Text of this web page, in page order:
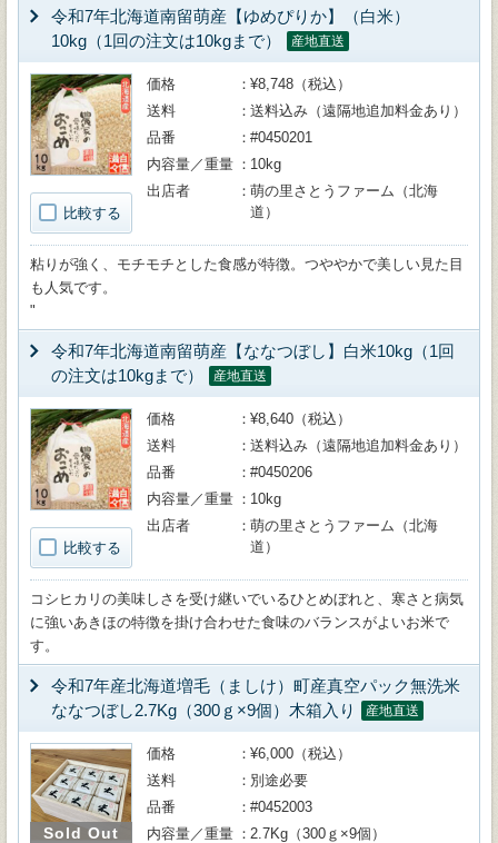
令和7年北海道南留萌産【ゆめぴりか】（白米）
10kg（1回の注文は10kgまで）
産地直送
比較する
価格
¥8,748（税込）
送料
送料込み（遠隔地追加料金あり）
品番
#0450201
内容量／重量
10kg
出店者
萌の里さとうファーム（北海
道）
粘りが強く、モチモチとした食感が特徴。つややかで美しい見た目
も人気です。
"
令和7年北海道南留萌産【ななつぼし】白米10kg（1回
の注文は10kgまで）
産地直送
比較する
価格
¥8,640（税込）
送料
送料込み（遠隔地追加料金あり）
品番
#0450206
内容量／重量
10kg
出店者
萌の里さとうファーム（北海
道）
コシヒカリの美味しさを受け継いでいるひとめぼれと、寒さと病気
に強いあきほの特徴を掛け合わせた食味のバランスがよいお米で
す。
令和7年産北海道増毛（ましけ）町産真空パック無洗米
ななつぼし2.7Kg（300ｇ×9個）木箱入り
産地直送
Sold Out
価格
¥6,000（税込）
送料
別途必要
品番
#0452003
内容量／重量
2.7Kg（300ｇ×9個）